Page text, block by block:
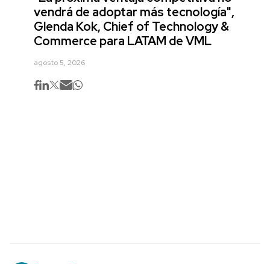
vendrá de adoptar más tecnología",
Glenda Kok, Chief of Technology &
Commerce para LATAM de VML
agosto 5, 2026